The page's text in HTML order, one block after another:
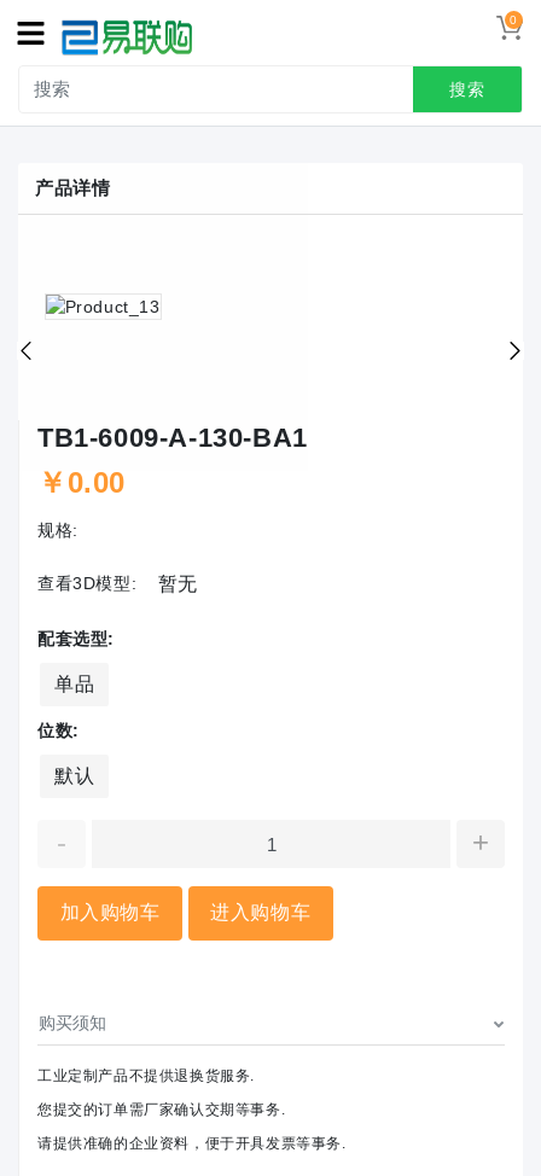
0
搜索
产品详情
TB1-6009-A-130-BA1
￥0.00
规格:
查看3D模型: 暂无
配套选型:
单品
位数:
默认
- +
加入购物车 进入购物车
购买须知
工业定制产品不提供退换货服务.
您提交的订单需厂家确认交期等事务.
请提供准确的企业资料，便于开具发票等事务.